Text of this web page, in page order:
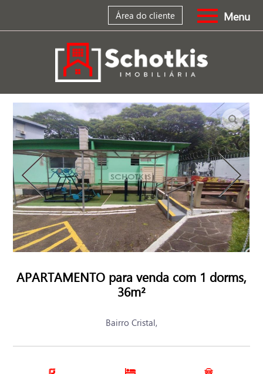
Menu
Área do cliente
APARTAMENTO para venda com 1 dorms,
36m²
Bairro Cristal,